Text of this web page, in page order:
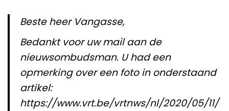
Beste heer Vangasse,
Bedankt voor uw mail aan de
nieuwsombudsman. U had een
opmerking over een foto in onderstaand
artikel:
https://www.vrt.be/vrtnws/nl/2020/05/11/